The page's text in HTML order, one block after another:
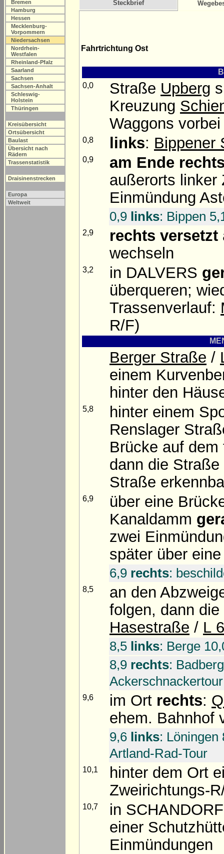
Bremen
Hamburg
Hessen
Mecklenburg-
Vorpommern
Niedersachsen
Nordrhein-
Westfalen
Rheinland-Pfalz
Saarland
Sachsen
Sachsen-Anhalt
Schleswig-
Holstein
Thüringen
Kreisübersicht
Ortsübersicht
Baulast
Übersicht nach
Rädern
Trassenstatistik
Draisinenstrecken
Europa
Weltweit
Steckbrief
Fahrtrichtung Ost
0,0
Straße Upberg
Kreuzung
Waggons vorbei
0,8 links: Bippener
0,9 am Ende
außerorts linker
Einmündung
0,9 links: Bippen
2,9 rechts versetzt
wechseln
3,2 in DALVERS
überqueren;
Trassenverlauf:
R/F)
Berger Straße /
einem
hinter den
5,8
hinter einem
Renslager
Brücke auf
dann die
Straße
6,9
über eine
Kanaldamm
zwei
später über
6,9 rechts:
8,5
an den
folgen, dann
Hasestraße / L
8,5 links: Berge
8,9 rechts:
9,6 im Ort rechts:
ehem. Bahnhof
9,6 links: Löningen
Artland-Rad-Tour
10,1
hinter dem Ort
Zweirichtungs-
10,7
in
einer
Einmündungen